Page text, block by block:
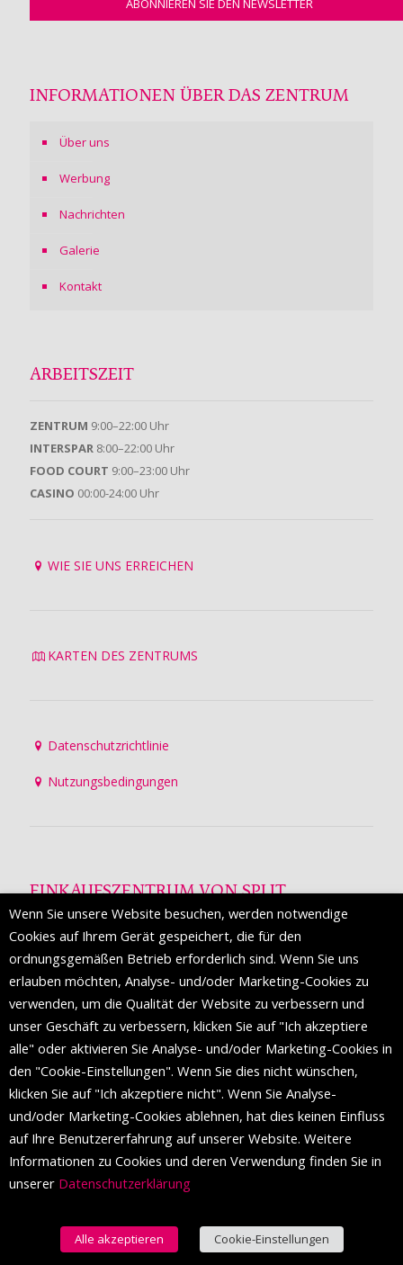
INFORMATIONEN ÜBER DAS ZENTRUM
Über uns
Werbung
Nachrichten
Galerie
Kontakt
ARBEITSZEIT
ZENTRUM 9:00–22:00 Uhr
INTERSPAR 8:00–22:00 Uhr
FOOD COURT 9:00–23:00 Uhr
CASINO 00:00-24:00 Uhr
WIE SIE UNS ERREICHEN
KARTEN DES ZENTRUMS
Datenschutzrichtlinie
Nutzungsbedingungen
EINKAUFSZENTRUM VON SPLIT
Die Mall of Split
ist ein prestigeträchtiges Einkaufsziel mit
etwa 200 Einzelhandelsmarken und einer Reihe von
Weltmodemarken, die zum ersten Mal in Split erscheinen.
FOLGEN SIE UNS
Wenn Sie unsere Website besuchen, werden notwendige
Cookies auf Ihrem Gerät gespeichert, die für den
ordnungsgemäßen Betrieb erforderlich sind. Wenn Sie uns
erlauben möchten, Analyse- und/oder Marketing-Cookies zu
verwenden, um die Qualität der Website zu verbessern und
unser Geschäft zu verbessern, klicken Sie auf "Ich akzeptiere
alle" oder aktivieren Sie Analyse- und/oder Marketing-Cookies in
den "Cookie-Einstellungen". Wenn Sie dies nicht wünschen,
klicken Sie auf "Ich akzeptiere nicht". Wenn Sie Analyse-
und/oder Marketing-Cookies ablehnen, hat dies keinen Einfluss
auf Ihre Benutzererfahrung auf unserer Website. Weitere
Informationen zu Cookies und deren Verwendung finden Sie in
unserer Datenschutzerklärung
Alle akzeptieren Cookie-Einstellungen